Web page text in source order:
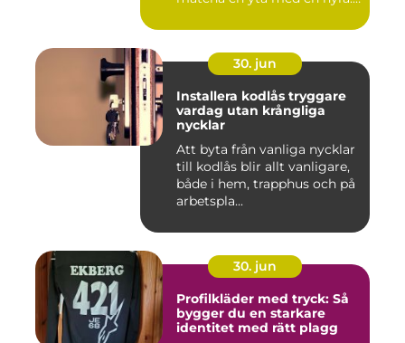
30. jun
Installera kodlås tryggare
vardag utan krångliga
nycklar
Att byta från vanliga nycklar
till kodlås blir allt vanligare,
både i hem, trapphus och på
arbetspla...
30. jun
Profilkläder med tryck: Så
bygger du en starkare
identitet med rätt plagg